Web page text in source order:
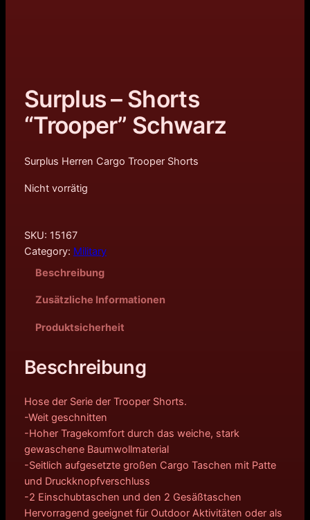
Surplus – Shorts
“Trooper” Schwarz
Surplus Herren Cargo Trooper Shorts
Nicht vorrätig
SKU: 15167
Category: Military
Beschreibung
Zusätzliche Informationen
Produktsicherheit
Beschreibung
Hose der Serie der Trooper Shorts.
-Weit geschnitten
-Hoher Tragekomfort durch das weiche, stark
gewaschene Baumwollmaterial
-Seitlich aufgesetzte großen Cargo Taschen mit Patte
und Druckknopfverschluss
-2 Einschubtaschen und den 2 Gesäßtaschen
Hervorragend geeignet für Outdoor Aktivitäten oder als